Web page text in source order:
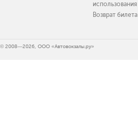
использования
Возврат билета
© 2008—2026, ООО «Автовокзалы.ру»